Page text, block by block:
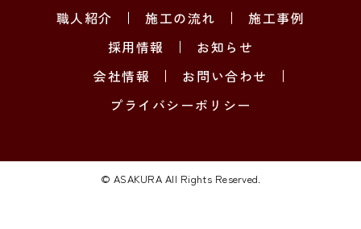
職人紹介
施工の流れ
施工事例
採用情報
お知らせ
会社情報
お問い合わせ
プライバシーポリシー
© ASAKURA All Rights Reserved.